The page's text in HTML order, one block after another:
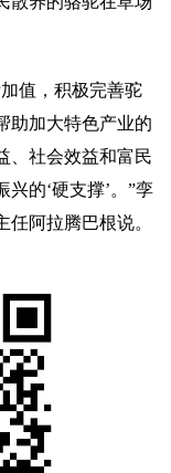
值，积极完善驼
助加大特色产业的
、社会效益和富民
的‘硬支撑’。”孪
阿拉腾巴根说。